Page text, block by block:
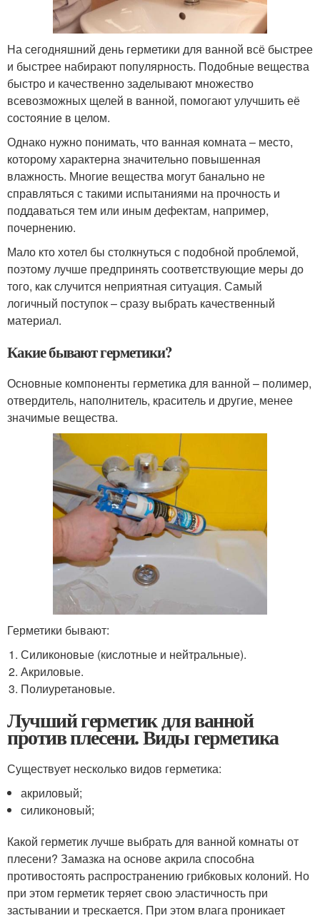
На сегодняшний день герметики для ванной всё быстрее
и быстрее набирают популярность. Подобные вещества
быстро и качественно заделывают множество
всевозможных щелей в ванной, помогают улучшить её
состояние в целом.
Однако нужно понимать, что ванная комната – место,
которому характерна значительно повышенная
влажность. Многие вещества могут банально не
справляться с такими испытаниями на прочность и
поддаваться тем или иным дефектам, например,
почернению.
Мало кто хотел бы столкнуться с подобной проблемой,
поэтому лучше предпринять соответствующие меры до
того, как случится неприятная ситуация. Самый
логичный поступок – сразу выбрать качественный
материал.
Какие бывают герметики?
Основные компоненты герметика для ванной – полимер,
отвердитель, наполнитель, краситель и другие, менее
значимые вещества.
Герметики бывают:
Силиконовые (кислотные и нейтральные).
Акриловые.
Полиуретановые.
Лучший герметик для ванной
против плесени. Виды герметика
Существует несколько видов герметика:
акриловый;
силиконовый;
Какой герметик лучше выбрать для ванной комнаты от
плесени? Замазка на основе акрила способна
противостоять распространению грибковых колоний. Но
при этом герметик теряет свою эластичность при
застывании и трескается. При этом влага проникает